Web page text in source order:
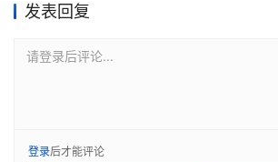
发表回复
请登录后评论...
登录后才能评论